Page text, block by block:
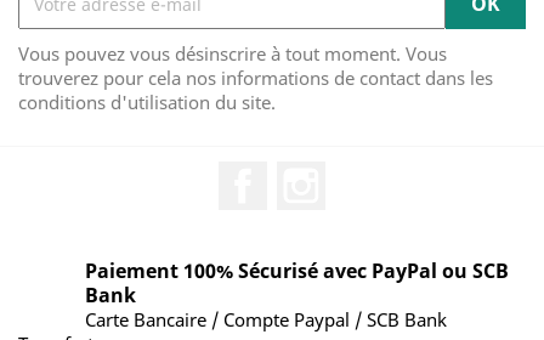
Vous pouvez vous désinscrire à tout moment. Vous
trouverez pour cela nos informations de contact dans les
conditions d'utilisation du site.
Paiement 100% Sécurisé avec PayPal ou SCB
Bank
Carte Bancaire / Compte Paypal / SCB Bank